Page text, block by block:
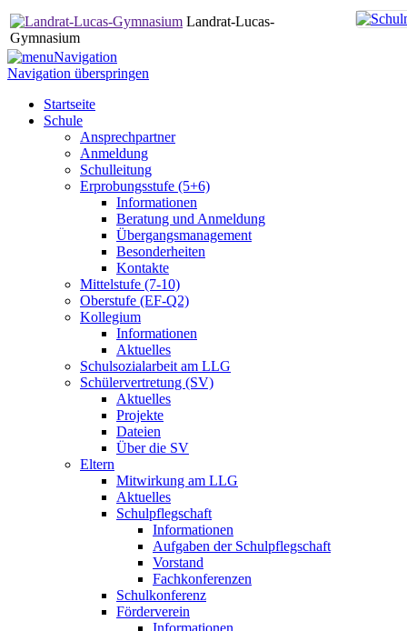
Landrat-Lucas-
Gymnasium
Navigation
Navigation überspringen
Startseite
Schule
Ansprechpartner
Anmeldung
Schulleitung
Erprobungsstufe (5+6)
Informationen
Beratung und Anmeldung
Übergangsmanagement
Besonderheiten
Kontakte
Mittelstufe (7-10)
Oberstufe (EF-Q2)
Kollegium
Informationen
Aktuelles
Schulsozialarbeit am LLG
Schülervertretung (SV)
Aktuelles
Projekte
Dateien
Über die SV
Eltern
Mitwirkung am LLG
Aktuelles
Schulpflegschaft
Informationen
Aufgaben der Schulpflegschaft
Vorstand
Fachkonferenzen
Schulkonferenz
Förderverein
Informationen